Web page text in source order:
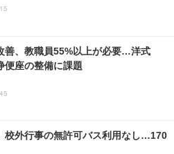
善、教職員55%以上が必要…洋式
便座の整備に課題
校外行事の無許可バス利用なし…170